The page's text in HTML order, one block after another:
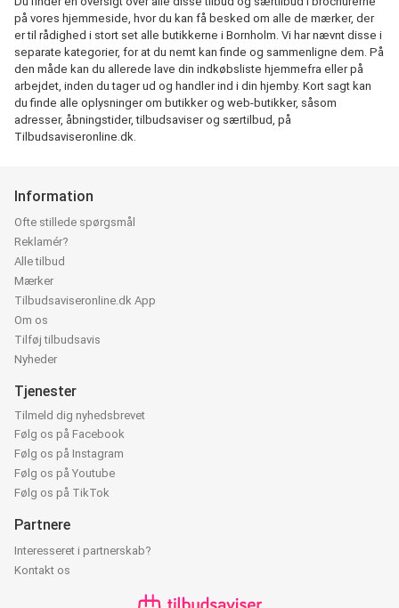
på vores hjemmeside, hvor du kan få besked om alle de mærker, der
er til rådighed i stort set alle butikkerne i Bornholm. Vi har nævnt disse i
separate kategorier, for at du nemt kan finde og sammenligne dem. På
den måde kan du allerede lave din indkøbsliste hjemmefra eller på
arbejdet, inden du tager ud og handler ind i din hjemby. Kort sagt kan
du finde alle oplysninger om butikker og web-butikker, såsom
adresser, åbningstider, tilbudsaviser og særtilbud, på
Tilbudsaviseronline.dk.
Information
Ofte stillede spørgsmål
Reklamér?
Alle tilbud
Mærker
Tilbudsaviseronline.dk App
Om os
Tilføj tilbudsavis
Nyheder
Tjenester
Tilmeld dig nyhedsbrevet
Følg os på Facebook
Følg os på Instagram
Følg os på Youtube
Følg os på TikTok
Partnere
Interesseret i partnerskab?
Kontakt os